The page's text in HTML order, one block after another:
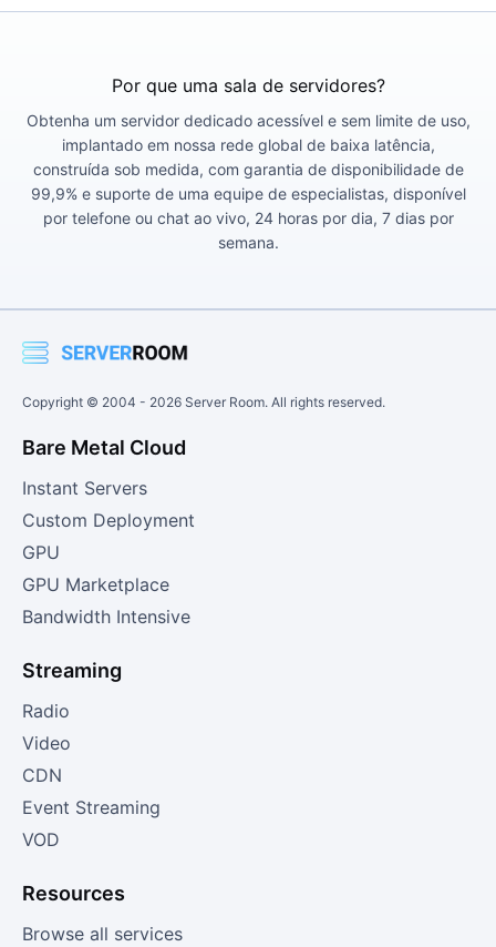
Por que uma sala de servidores?
Obtenha um servidor dedicado acessível e sem limite de uso,
implantado em nossa rede global de baixa latência,
construída sob medida, com garantia de disponibilidade de
99,9% e suporte de uma equipe de especialistas, disponível
por telefone ou chat ao vivo, 24 horas por dia, 7 dias por
semana.
Copyright © 2004 - 2026 Server Room. All rights reserved.
Bare Metal Cloud
Instant Servers
Custom Deployment
GPU
GPU Marketplace
Bandwidth Intensive
Streaming
Radio
Video
CDN
Event Streaming
VOD
Resources
Browse all services